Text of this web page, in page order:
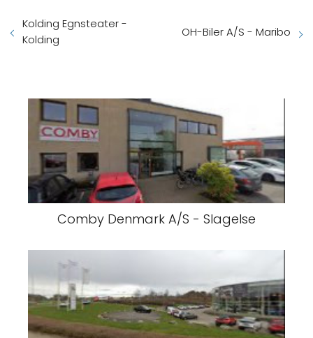
Kolding Egnsteater -
Kolding
OH-Biler A/S - Maribo
Comby Denmark A/S - Slagelse